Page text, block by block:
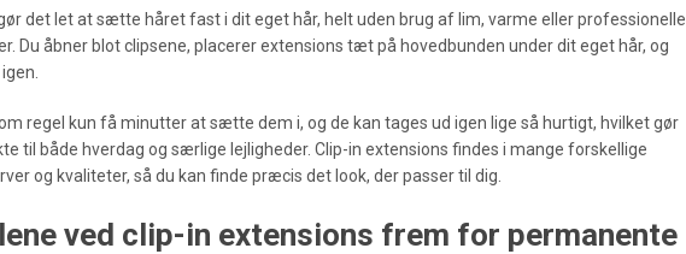
det let at sætte håret fast i dit eget hår, helt uden brug af lim, varme eller professionelle
Du åbner blot clipsene, placerer extensions tæt på hovedbunden under dit eget hår, og
regel kun få minutter at sætte dem i, og de kan tages ud igen lige så hurtigt, hvilket gør
til både hverdag og særlige lejligheder. Clip-in extensions findes i mange forskellige
og kvaliteter, så du kan finde præcis det look, der passer til dig.
ved clip-in extensions frem for permanente